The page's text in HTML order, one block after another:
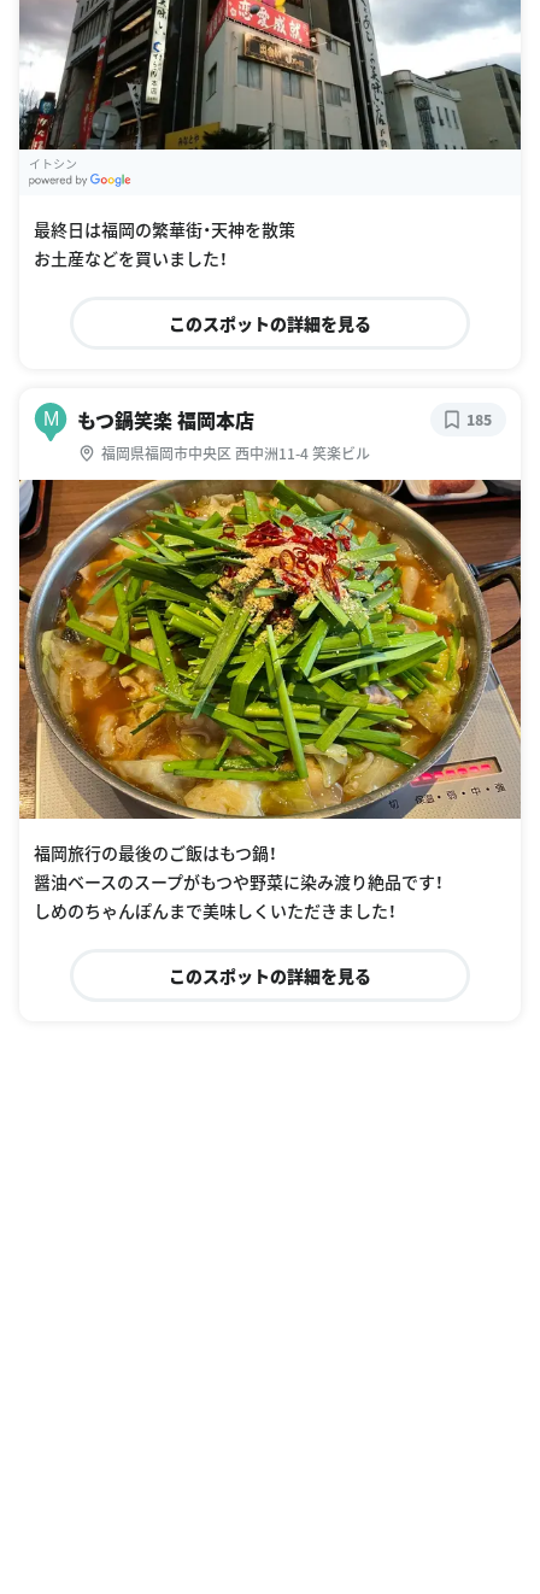
イトシン
最終日は福岡の繁華街・天神を散策
お土産などを買いました！
このスポットの詳細を見る
M もつ鍋笑楽 福岡本店
福岡県福岡市中央区 西中洲11-4 笑楽ビル
185
福岡旅行の最後のご飯はもつ鍋！
醤油ベースのスープがもつや野菜に染み渡り絶品です！
しめのちゃんぽんまで美味しくいただきました！
このスポットの詳細を見る